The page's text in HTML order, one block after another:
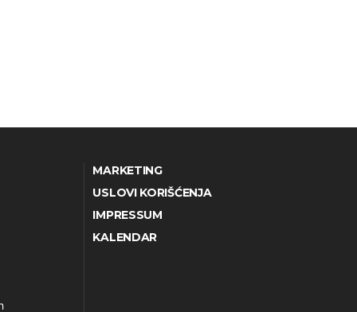
MARKETING
USLOVI KORIŠĆENJA
IMPRESSUM
KALENDAR